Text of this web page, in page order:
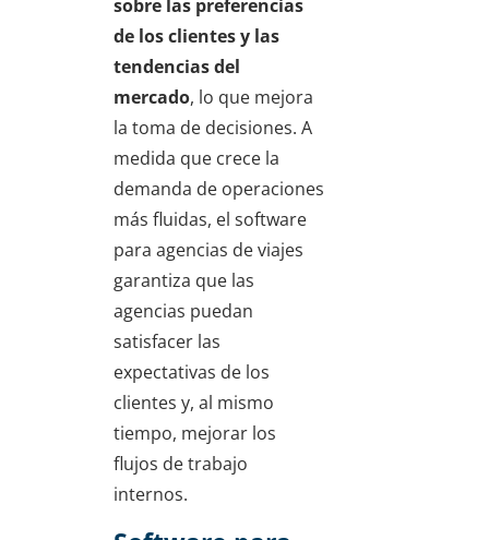
sobre las preferencias
de los clientes y las
tendencias del
mercado, lo que mejora
la toma de decisiones. A
medida que crece la
demanda de operaciones
más fluidas, el software
para agencias de viajes
garantiza que las
agencias puedan
satisfacer las
expectativas de los
clientes y, al mismo
tiempo, mejorar los
flujos de trabajo
internos.